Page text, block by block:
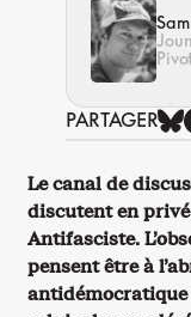
PARTAGER
Le canal de
discutent en
Antifasciste.
pensent être à